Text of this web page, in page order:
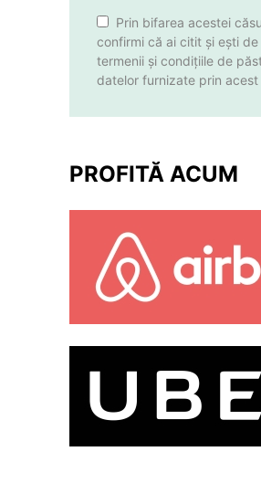
Prin bifarea acestei
confirmi că ai citit și ești
termenii și condițiile de
datelor furnizate prin acest
PROFITĂ ACUM